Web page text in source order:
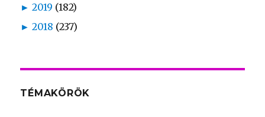
► 2019 (182)
► 2018 (237)
TÉMAKÖRÖK